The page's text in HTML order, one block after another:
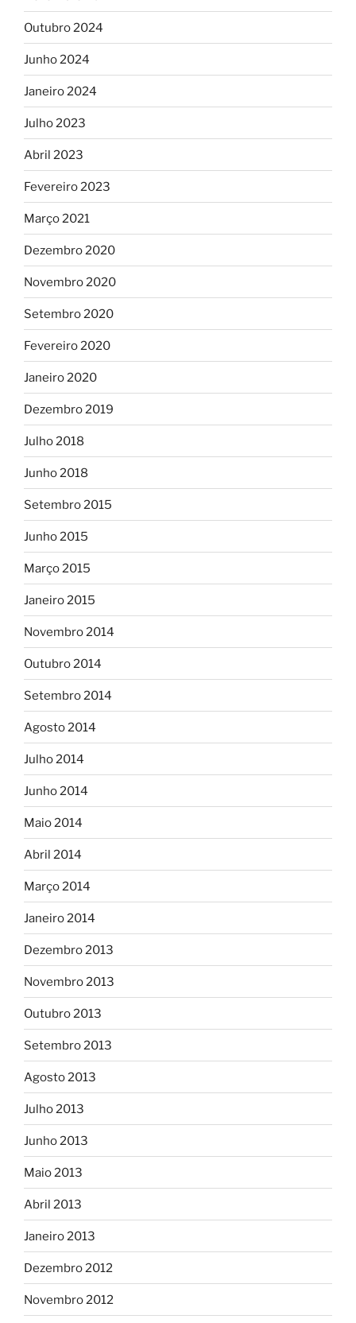
Outubro 2024
Junho 2024
Janeiro 2024
Julho 2023
Abril 2023
Fevereiro 2023
Março 2021
Dezembro 2020
Novembro 2020
Setembro 2020
Fevereiro 2020
Janeiro 2020
Dezembro 2019
Julho 2018
Junho 2018
Setembro 2015
Junho 2015
Março 2015
Janeiro 2015
Novembro 2014
Outubro 2014
Setembro 2014
Agosto 2014
Julho 2014
Junho 2014
Maio 2014
Abril 2014
Março 2014
Janeiro 2014
Dezembro 2013
Novembro 2013
Outubro 2013
Setembro 2013
Agosto 2013
Julho 2013
Junho 2013
Maio 2013
Abril 2013
Janeiro 2013
Dezembro 2012
Novembro 2012